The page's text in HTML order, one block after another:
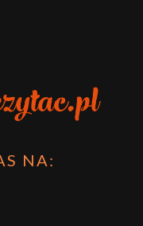
mieć każdy
NA: